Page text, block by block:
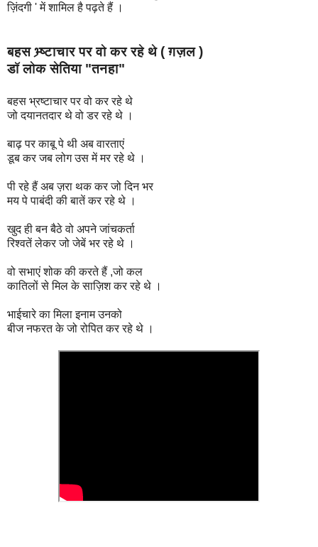
ज़िंदगी ' में शामिल है पढ़ते हैं ।
बहस भ्र्ष्टाचार पर वो कर रहे थे ( ग़ज़ल )
डॉ लोक सेतिया "तनहा"
बहस भ्रष्टाचार पर वो कर रहे थे
जो दयानतदार थे वो डर रहे थे ।
बाढ़ पर काबू पे थी अब वारताएं
डूब कर जब लोग उस में मर रहे थे ।
पी रहे हैं अब ज़रा थक कर जो दिन भर
मय पे पाबंदी की बातें कर रहे थे ।
खुद ही बन बैठे वो अपने जांचकर्ता
रिश्वतें लेकर जो जेबें भर रहे थे ।
वो सभाएं शोक की करते हैं ,जो कल
कातिलों से मिल के साज़िश कर रहे थे ।
भाईचारे का मिला इनाम उनको
बीज नफरत के जो रोपित कर रहे थे ।